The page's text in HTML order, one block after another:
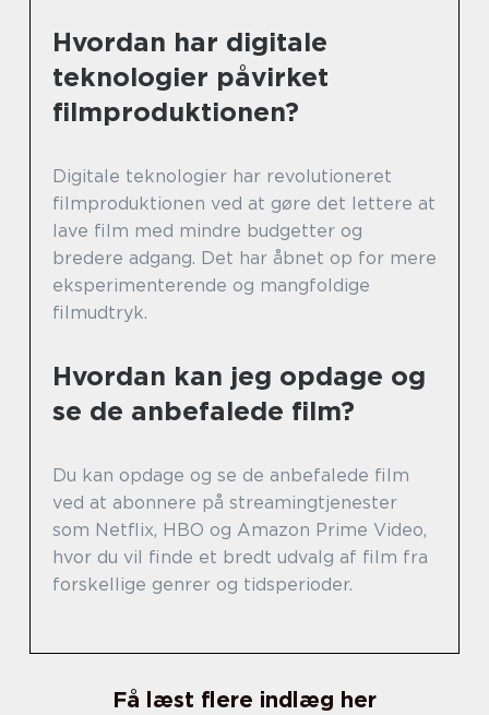
Hvordan har digitale
teknologier påvirket
filmproduktionen?
Digitale teknologier har revolutioneret
filmproduktionen ved at gøre det lettere at
lave film med mindre budgetter og
bredere adgang. Det har åbnet op for mere
eksperimenterende og mangfoldige
filmudtryk.
Hvordan kan jeg opdage og
se de anbefalede film?
Du kan opdage og se de anbefalede film
ved at abonnere på streamingtjenester
som Netflix, HBO og Amazon Prime Video,
hvor du vil finde et bredt udvalg af film fra
forskellige genrer og tidsperioder.
Få læst flere indlæg her